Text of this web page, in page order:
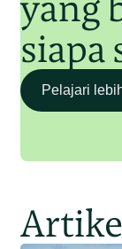
siapa
Pelajari